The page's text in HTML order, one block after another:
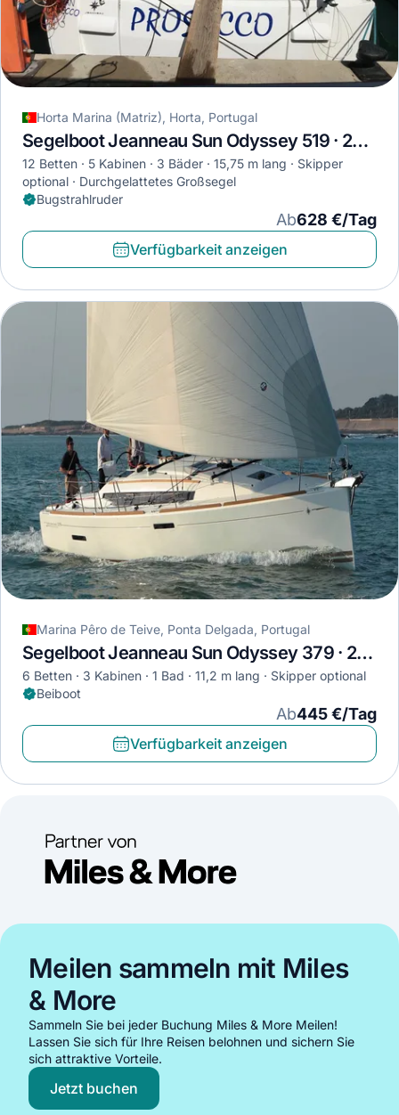
Horta Marina (Matriz), Horta, Portugal
Segelboot Jeanneau Sun Odyssey 519 · 2018
12 Betten 5 Kabinen 3 Bäder 15,75 m lang
Skipper
optional
Durchgelattetes Großsegel
Bugstrahlruder
Ab628 €/Tag
Verfügbarkeit anzeigen
Marina Pêro de Teive, Ponta Delgada, Portugal
Segelboot Jeanneau Sun Odyssey 379 · 2015
6 Betten 3 Kabinen 1 Bad 11,2 m lang
Skipper optional
Beiboot
Ab445 €/Tag
Verfügbarkeit anzeigen
Meilen sammeln mit Miles
& More
Sammeln Sie bei jeder Buchung Miles & More Meilen!
Lassen Sie sich für Ihre Reisen belohnen und sichern Sie
sich attraktive Vorteile.
Jetzt buchen